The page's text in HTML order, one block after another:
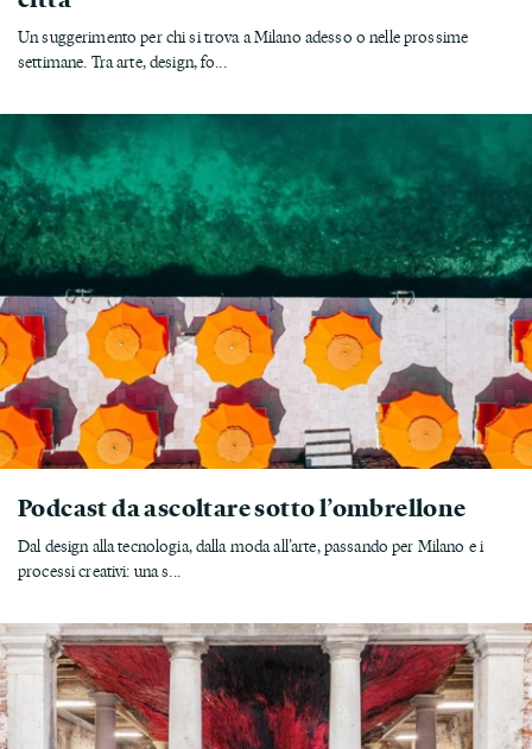
Un suggerimento per chi si trova a Milano adesso o nelle prossime
settimane. Tra arte, design, fo...
Podcast da ascoltare sotto l’ombrellone
Dal design alla tecnologia, dalla moda all’arte, passando per Milano e i
processi creativi: una s...